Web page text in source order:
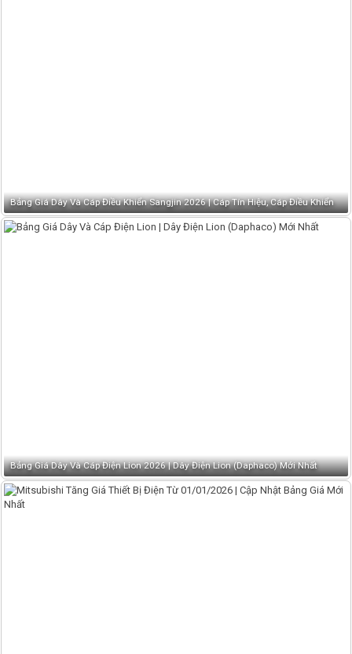
Bảng Giá Dây Và Cáp Điều Khiển Sangjin 2026 | Cáp Tín Hiệu, Cáp Điều Khiển
Bảng Giá Dây Và Cáp Điện Lion 2026 | Dây Điện Lion (Daphaco) Mới Nhất